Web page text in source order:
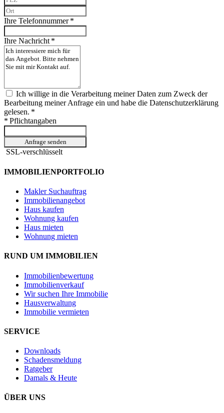
Ihre Telefonnummer *
Ihre Nachricht *
Ich willige in die Verarbeitung meiner Daten zum Zweck der
Bearbeitung meiner Anfrage ein und habe die Datenschutzerklärung
gelesen. *
* Pflichtangaben
Anfrage senden
SSL-verschlüsselt
IMMOBILIENPORTFOLIO
Makler Suchauftrag
Immobilienangebot
Haus kaufen
Wohnung kaufen
Haus mieten
Wohnung mieten
RUND UM IMMOBILIEN
Immobilienbewertung
Immobilienverkauf
Wir suchen Ihre Immobilie
Hausverwaltung
Immobilie vermieten
SERVICE
Downloads
Schadensmeldung
Ratgeber
Damals & Heute
ÜBER UNS